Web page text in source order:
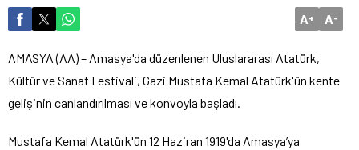
A+ A-
AMASYA (AA) – Amasya'da düzenlenen Uluslararası Atatürk,
Kültür ve Sanat Festivali, Gazi Mustafa Kemal Atatürk'ün kente
gelişinin canlandırılması ve konvoyla başladı.
Mustafa Kemal Atatürk'ün 12 Haziran 1919'da Amasya’ya